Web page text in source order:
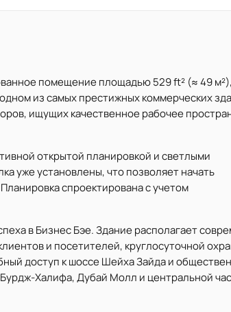
помещение площадью 529 ft² (≈ 49
из самых престижных коммерческих
ищущих качественное рабочее
открытой планировкой и светлыми
уже установлены, что позволяет начать
спроектирована с учетом
в Бизнес Бэе. Здание располагает
и посетителей, круглосуточной
доступ к шоссе Шейха Зайда и
Халифа, Дубай Молл и центральной